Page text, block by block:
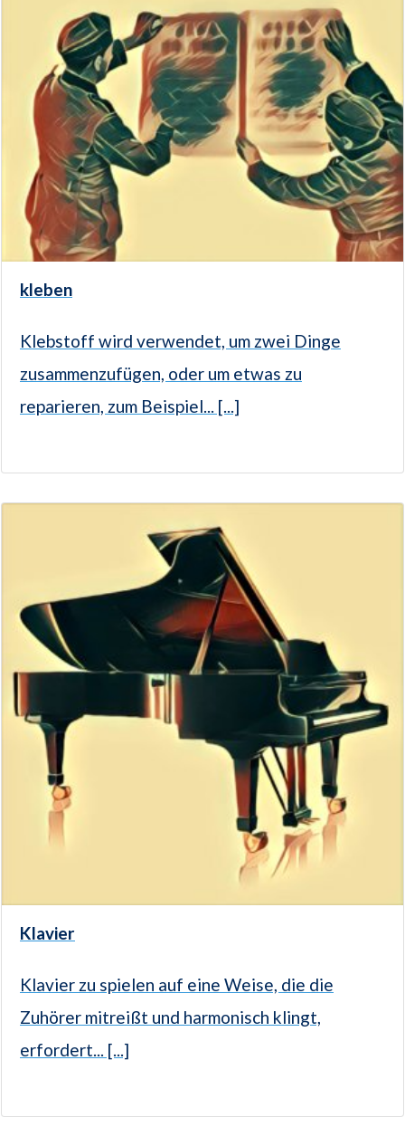
kleben
Klebstoff wird verwendet, um zwei Dinge
zusammenzufügen, oder um etwas zu
reparieren, zum Beispiel... [...]
Klavier
Klavier zu spielen auf eine Weise, die die
Zuhörer mitreißt und harmonisch klingt,
erfordert... [...]